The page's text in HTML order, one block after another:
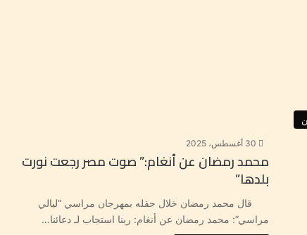
30 أغسطس، 2025
محمد رمضان عن أنغام:” صوت مصر رجعت نورت
بلدها”
قال محمد رمضان خلال حفله بمهرجان مراسي “ليالي
مراسي”: محمد رمضان عن أنغام: ربنا استجاب لـ دعائنا…